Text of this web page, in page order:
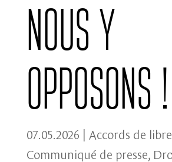
nous y
opposons !
07.05.2026 | Accords de
Communiqué de presse,